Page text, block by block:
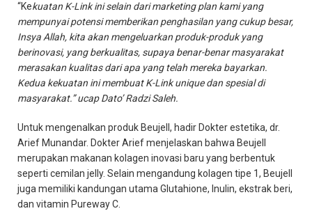
“Kekuatan K-Link ini selain dari marketing plan kami yang
mempunyai potensi memberikan penghasilan yang cukup besar,
Insya Allah, kita akan mengeluarkan produk-produk yang
berinovasi, yang berkualitas, supaya benar-benar masyarakat
merasakan kualitas dari apa yang telah mereka bayarkan.
Kedua kekuatan ini membuat K-Link unique dan spesial di
masyarakat.” ucap Dato’ Radzi Saleh.
Untuk mengenalkan produk Beujell, hadir Dokter estetika, dr.
Arief Munandar. Dokter Arief menjelaskan bahwa Beujell
merupakan makanan kolagen inovasi baru yang berbentuk
seperti cemilan jelly. Selain mengandung kolagen tipe 1, Beujell
juga memiliki kandungan utama Glutahione, Inulin, ekstrak beri,
dan vitamin Pureway C.